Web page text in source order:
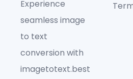
Experience
seamless image
to text
conversion with
imagetotext.best